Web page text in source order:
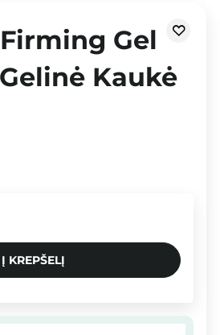
Gel
Kaukė
KREPŠELĮ